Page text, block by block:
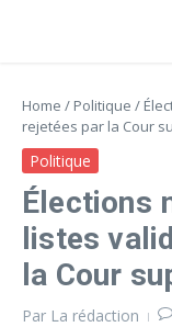
Home / Politique /
rejetées par la Cour
Politique
Élections
listes
la Cour
Par La rédaction